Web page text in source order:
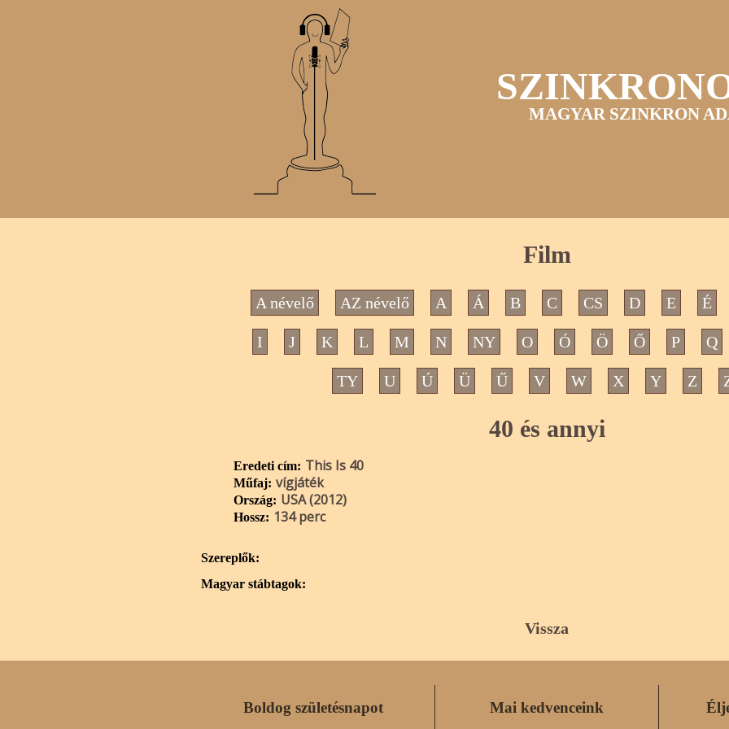
MAGYAR SZINKRON
Film
A névelő AZ névelő A Á B C CS D E É
I J K L M N NY O Ó Ö Ő P Q
TY U Ú Ü Ű V W X Y Z
40 és annyi
Eredeti cím: This Is 40
Műfaj: vígjáték
Ország: USA (2012)
Hossz: 134 perc
Szereplők:
Magyar stábtagok:
Vissza
Boldog születésnapot Mai kedvenceink